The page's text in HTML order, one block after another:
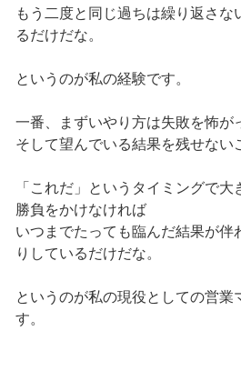
もう二度と同じ過ちは繰り返さな
るだけだな。
というのが私の経験です。
一番、まずいやり方は失敗を怖が
そして望んでいる結果を残せない
「これだ」というタイミングで
勝負をかけなければ
いつまでたっても臨んだ結果が伴
りしているだけだな。
というのが私の現役としての営業
す。